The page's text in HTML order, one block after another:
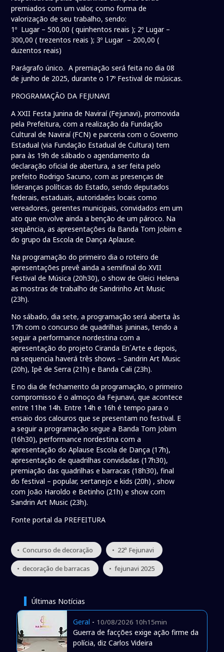
premiados com um valor, como forma de
valorização de seu trabalho, sendo:
1º Lugar – 500,00 ( quinhentos reais ); 2º Lugar –
300,00 ( trezentos reais ); 3º Lugar – 200,00 (
duzentos reais)
Parágrafo único. A premiação será feita no dia 08
de junho de 2025, durante o 17º Festival de músicas.
PROGRAMAÇÃO DA FEJUNAVI
A XXII Festa Junina de Naviraí (Fejunavi), promovida
pela Prefeitura, com a realização da Fundação
Cultural de Naviraí (FCN) e parceria com o Governo
Estadual (via Fundação Estadual de Cultura) tem
para às 19h de sábado o agendamento da
declaração oficial de abertura, a ser feita pelo
prefeito Rodrigo Sacuno, com as presenças de
lideranças políticas do Estado, sendo deputados
federais, estaduais, autoridades locais como
vereadores, gerentes municipais, convidados em um
ato que envolve ainda a benção de um pároco. Na
sequência, as apresentações da Banda Tom Jobim e
do grupo da Escola de Dança Aplause.
Na programação do primeiro dia o roteiro de
apresentações prevê ainda a semifinal do XVII
Festival de Música (20h30), o show de Gleici Helena
as mostras de trabalho de Sandrinho Art Music
(23h).
No sábado, dia sete, a programação será aberta às
17h com o concurso de quadrilhas juninas, tendo a
seguir a performance nordestina com a
apresentação do projeto Ciranda En´Arte e depois,
na sequencia haverá três shows – Sandrin Art Music
(20h), Ipê de Serra (21h) e Banda Cali (23h).
E no dia de fechamento da programação, o primeiro
compromisso é o almoço da Fejunavi, que acontece
entre 11he 14h. Entre 14h e 16h é tempo para o
ensaio dos calouros que se presentam no festival. E
a seguir a programação segue a Banda Tom Jobim
(16h30), performance nordestina com a
apresentação do Aplause Escola de Dança (17h),
apresentação de quadrilhas convidadas (17h30),
premiação das quadrilhas e barracas (18h30), final
do festival – popular, sertanejo e kids (20h) , show
com João Haroldo e Betinho (21h) e show com
Sandrin Art Music (23h).
Fonte portal da PREFEITURA
• Concurso de decoração • 22ª Fejunavi
• decoração de barracas • fejunavi 2025
Últimas Notícias
Geral - 10/08/2026 10h15min
Guerra de facções exige ação firme da
polícia, diz Carlos Videira